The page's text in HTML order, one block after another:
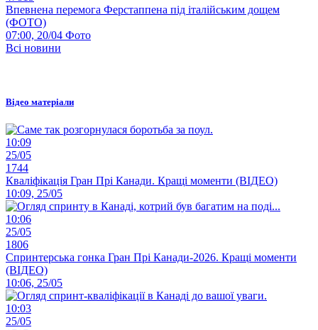
Впевнена перемога Ферстаппена під італійським дощем
(ФОТО)
07:00, 20/04 Фото
Всі новини
Відео матеріали
10:09
25/05
1744
Кваліфікація Гран Прі Канади. Кращі моменти (ВІДЕО)
10:09, 25/05
10:06
25/05
1806
Спринтерська гонка Гран Прі Канади-2026. Кращі моменти
(ВІДЕО)
10:06, 25/05
10:03
25/05